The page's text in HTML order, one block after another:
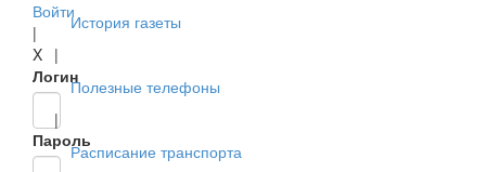
Войти
|
X
Логин
Пароль
История газеты
|
Полезные телефоны
|
Расписание транспорта